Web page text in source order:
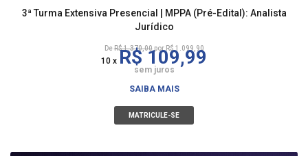
3ª Turma Extensiva Presencial | MPPA (Pré-Edital): Analista
Jurídico
DeR$ 1.370,00por R$ 1.099,90
10 x R$ 109,99
sem juros
SAIBA MAIS
MATRICULE-SE